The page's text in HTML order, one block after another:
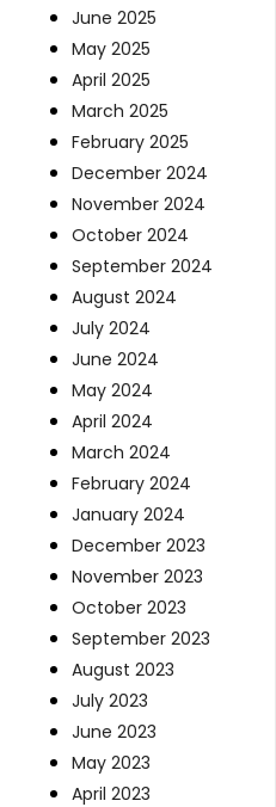
June 2025
May 2025
April 2025
March 2025
February 2025
December 2024
November 2024
October 2024
September 2024
August 2024
July 2024
June 2024
May 2024
April 2024
March 2024
February 2024
January 2024
December 2023
November 2023
October 2023
September 2023
August 2023
July 2023
June 2023
May 2023
April 2023